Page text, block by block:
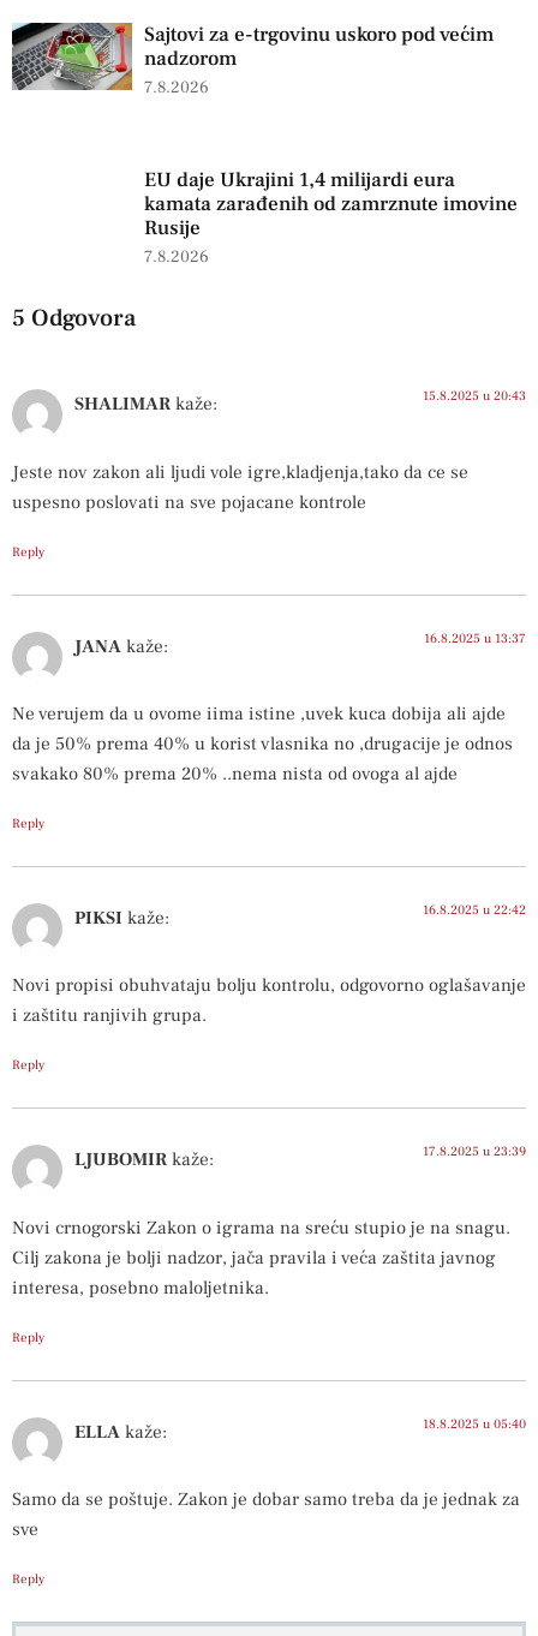
Sajtovi za e-trgovinu uskoro pod većim
nadzorom
7.8.2026
EU daje Ukrajini 1,4 milijardi eura
kamata zarađenih od zamrznute imovine
Rusije
7.8.2026
5 Odgovora
SHALIMAR kaže: 15.8.2025 u 20:43
Jeste nov zakon ali ljudi vole igre,kladjenja,tako da ce se
uspesno poslovati na sve pojacane kontrole
Reply
JANA kaže: 16.8.2025 u 13:37
Ne verujem da u ovome iima istine ,uvek kuca dobija ali ajde
da je 50% prema 40% u korist vlasnika no ,drugacije je odnos
svakako 80% prema 20% ..nema nista od ovoga al ajde
Reply
PIKSI kaže: 16.8.2025 u 22:42
Novi propisi obuhvataju bolju kontrolu, odgovorno oglašavanje
i zaštitu ranjivih grupa.
Reply
LJUBOMIR kaže: 17.8.2025 u 23:39
Novi crnogorski Zakon o igrama na sreću stupio je na snagu.
Cilj zakona je bolji nadzor, jača pravila i veća zaštita javnog
interesa, posebno maloljetnika.
Reply
ELLA kaže: 18.8.2025 u 05:40
Samo da se poštuje. Zakon je dobar samo treba da je jednak za
sve
Reply